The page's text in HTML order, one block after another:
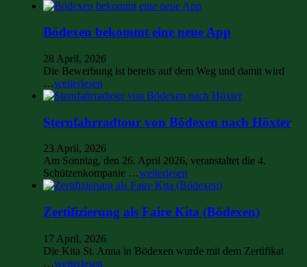
Bödexen bekommt eine neue App
28 April, 2026
Die Bewerbung ist bereits auf dem Weg und damit wird
…weiterlesen
Sternfahrradtour von Bödexen nach Höxter
23 April, 2026
Am Sonntag, den 26. April 2026, veranstaltet die 4.
Schützenkompanie …weiterlesen
Zertifizierung als Faire Kita (Bödexen)
17 April, 2026
Die Kita St. Anna in Bödexen wurde mit dem Zertifikat
…weiterlesen